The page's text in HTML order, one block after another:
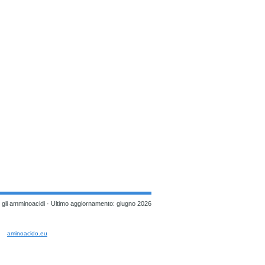
amminoacidi · Ultimo aggiornamento: giugno 2026
aminoacido.eu